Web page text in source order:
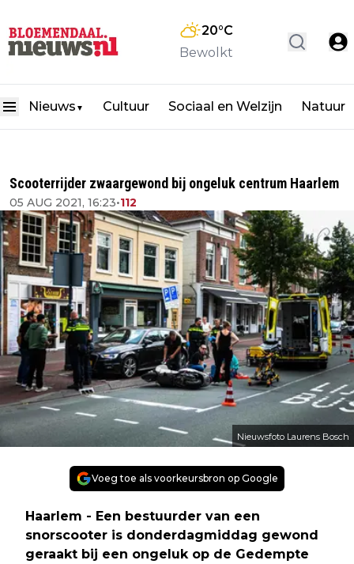
20°C
Bewolkt
Nieuws ▼ Cultuur Sociaal en Welzijn Natuur
Scooterrijder zwaargewond bij ongeluk centrum Haarlem
05 AUG 2021, 16:23•112
Nieuwsfoto Laurens Bosch
Voeg toe als voorkeursbron op Google
Haarlem - Een bestuurder van een
snorscooter is donderdagmiddag gewond
geraakt bij een ongeluk op de Gedempte